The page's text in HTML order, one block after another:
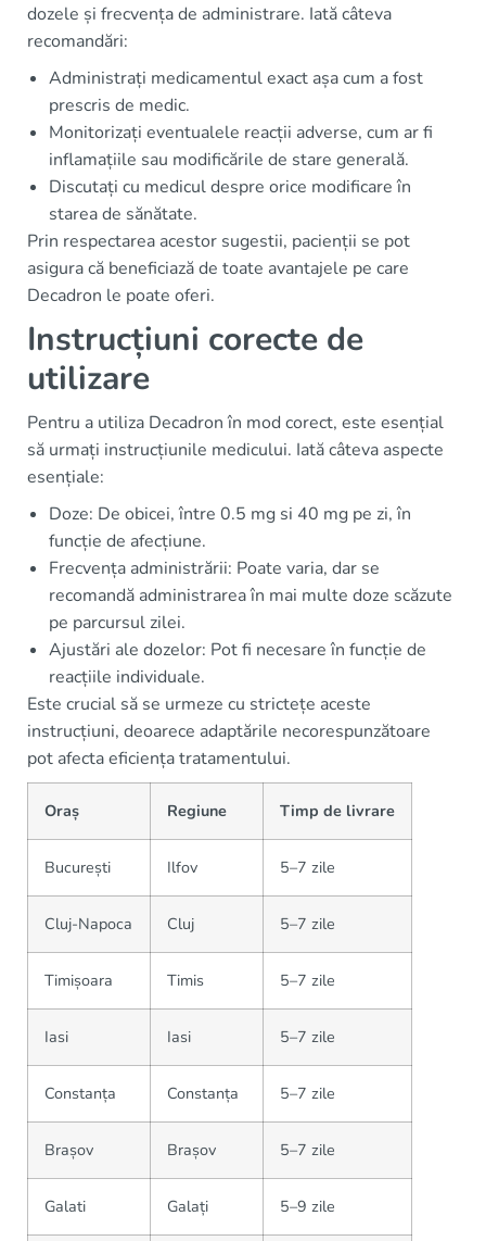
dozele și frecvența de administrare. Iată câteva
recomandări:
Administrați medicamentul exact așa cum a fost
prescris de medic.
Monitorizați eventualele reacții adverse, cum ar fi
inflamațiile sau modificările de stare generală.
Discutați cu medicul despre orice modificare în
starea de sănătate.
Prin respectarea acestor sugestii, pacienții se pot
asigura că beneficiază de toate avantajele pe care
Decadron le poate oferi.
Instrucțiuni corecte de
utilizare
Pentru a utiliza Decadron în mod corect, este esențial
să urmați instrucțiunile medicului. Iată câteva aspecte
esențiale:
Doze: De obicei, între 0.5 mg si 40 mg pe zi, în
funcție de afecțiune.
Frecvența administrării: Poate varia, dar se
recomandă administrarea în mai multe doze scăzute
pe parcursul zilei.
Ajustări ale dozelor: Pot fi necesare în funcție de
reacțiile individuale.
Este crucial să se urmeze cu strictețe aceste
instrucțiuni, deoarece adaptările necorespunzătoare
pot afecta eficiența tratamentului.
Oraș Regiune Timp de livrare
București Ilfov 5–7 zile
Cluj-Napoca Cluj 5–7 zile
Timișoara Timis 5–7 zile
Iasi Iasi 5–7 zile
Constanța Constanța 5–7 zile
Brașov Brașov 5–7 zile
Galati Galați 5–9 zile